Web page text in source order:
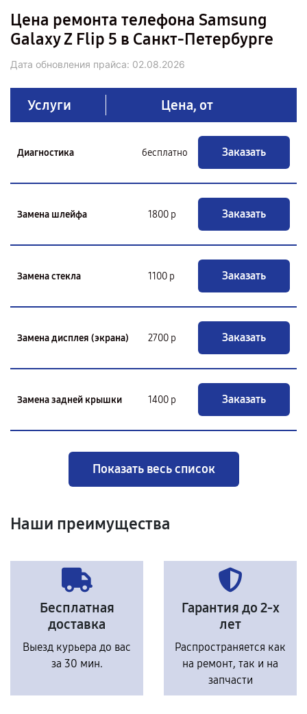
Цена ремонта телефона Samsung
Galaxy Z Flip 5 в Санкт-Петербурге
Дата обновления прайса: 02.08.2026
Услуги Цена, от
Диагностика бесплатно Заказать
Замена шлейфа 1800 р Заказать
Замена стекла 1100 р Заказать
Замена дисплея (экрана) 2700 р Заказать
Замена задней крышки 1400 р Заказать
Показать весь список
Наши преимущества
Бесплатная
доставка
Выезд курьера до вас
за 30 мин.
Гарантия до 2-х
лет
Распространяется как
на ремонт, так и на
запчасти